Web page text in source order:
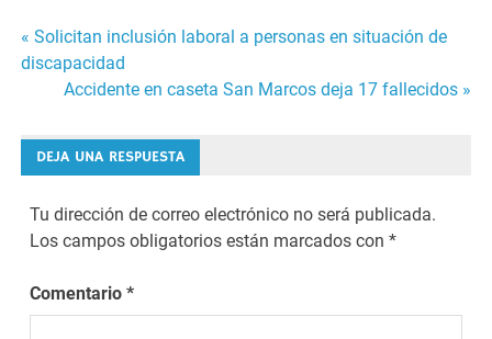
Navegación
entradas
« Solicitan inclusión laboral a personas en situación de
discapacidad
Accidente en caseta San Marcos deja 17 fallecidos »
DEJA UNA RESPUESTA
Tu dirección de correo electrónico no será publicada.
Los campos obligatorios están marcados con*
Comentario*